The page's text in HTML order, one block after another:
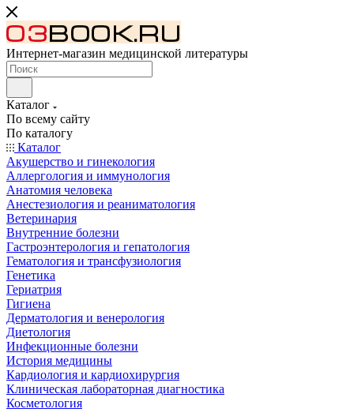
Интернет-магазин медицинской литературы
Каталог
По всему сайту
По каталогу
Каталог
Акушерство и гинекология
Аллергология и иммунология
Анатомия человека
Анестезиология и реаниматология
Ветеринария
Внутренние болезни
Гастроэнтерология и гепатология
Гематология и трансфузиология
Генетика
Гериатрия
Гигиена
Дерматология и венерология
Диетология
Инфекционные болезни
История медицины
Кардиология и кардиохирургия
Клиническая лабораторная диагностика
Косметология